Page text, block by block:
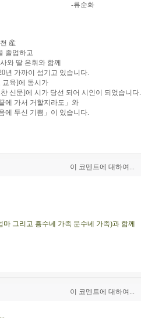
-류순화
産
졸업하고
와 딸 은휘와 함께
년 가까이 섬기고 있습니다.
교육]에 동시가
신문]에 시가 당선 되어 시인이 되었습니다.
에 가서 거할지라도」와
에 두신 기쁨」이 있습니다.
이 코멘트에 대하여...
그리고 흥수네 가족 문수네 가족)과 함께
이 코멘트에 대하여...